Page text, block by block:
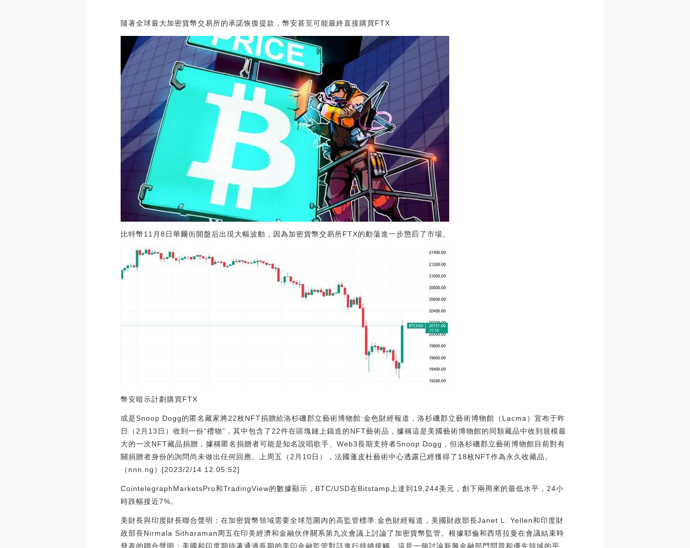
隨著全球最大加密貨幣交易所的承諾恢復提款，幣安甚至可能最終直接購買FTX
比特幣11月8日華爾街開盤后出現大幅波動，因為加密貨幣交易所FTX的動蕩進一步懲罰了市場。
幣安暗示計劃購買FTX
或是Snoop Dogg的匿名藏家將22枚NFT捐贈給洛杉磯郡立藝術博物館:金色財經報道，洛杉磯郡立藝術博物館（Lacma）宣布于昨
日（2月13日）收到一份“禮物”，其中包含了22件在區塊鏈上鑄造的NFT藝術品，據稱這是美國藝術博物館的同類藏品中收到規模最
大的一次NFT藏品捐贈，據稱匿名捐贈者可能是知名說唱歌手、Web3長期支持者Snoop Dogg，但洛杉磯郡立藝術博物館目前對有
關捐贈者身份的詢問尚未做出任何回應。上周五（2月10日），法國蓬皮杜藝術中心透露已經獲得了18枚NFT作為永久收藏品。
（nnn.ng）[2023/2/14 12:05:52]
CointelegraphMarketsPro和TradingView的數據顯示，BTC/USD在Bitstamp上達到19,244美元，創下兩周來的最低水平，24小
時跌幅接近7%。
美財長與印度財長聯合聲明：在加密貨幣領域需要全球范圍內的高監管標準:金色財經報道，美國財政部長Janet L. Yellen和印度財
政部長Nirmala Sitharaman周五在印美經濟和金融伙伴關系第九次會議上討論了加密貨幣監管。根據耶倫和西塔拉曼在會議結束時
發表的聯合聲明：美國和印度期待著通過長期的美印金融監管對話進行持續接觸，這是一個討論新興金融部門問題和優先領域的平